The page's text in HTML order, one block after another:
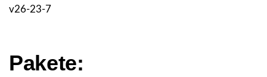
v26-23-7
Pakete: